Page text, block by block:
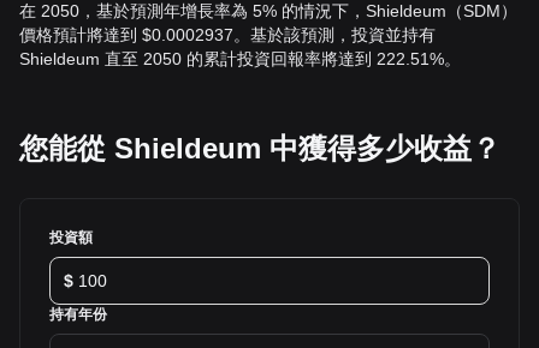
在 2050，基於預測年增長率為 5% 的情況下，Shieldeum（SDM）
價格預計將達到 $0.0002937。基於該預測，投資並持有
Shieldeum 直至 2050 的累計投資回報率將達到 222.51%。
您能從 Shieldeum 中獲得多少收益？
投資額
$
持有年份